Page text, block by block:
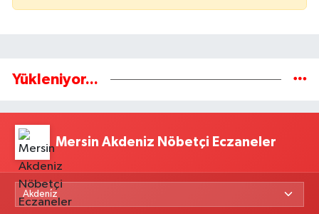
Yükleniyor...
Mersin Akdeniz Nöbetçi Eczaneler